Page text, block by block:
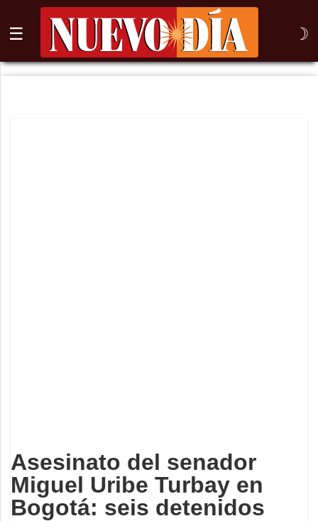
☰ ☽
⌕
Asesinato del senador
Miguel Uribe Turbay en
Bogotá: seis detenidos